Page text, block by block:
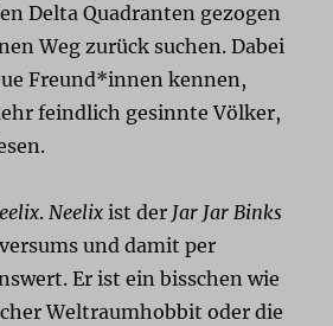
Delta Quadranten gezogen
Weg zurück suchen. Dabei
Freund*innen kennen,
feindlich gesinnte Völker,
.Neelix ist der Jar Jar Binks
und damit per
Er ist ein bisschen wie
Weltraumhobbit oder die